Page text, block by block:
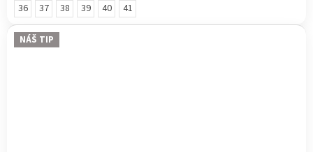
36 37 38 39 40 41
NÁŠ TIP